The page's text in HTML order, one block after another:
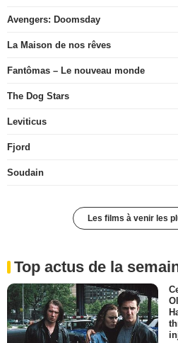
Avengers: Doomsday
La Maison de nos rêves
Fantômas – Le nouveau monde
The Dog Stars
Leviticus
Fjord
Soudain
Les films à venir les
Top actus de la